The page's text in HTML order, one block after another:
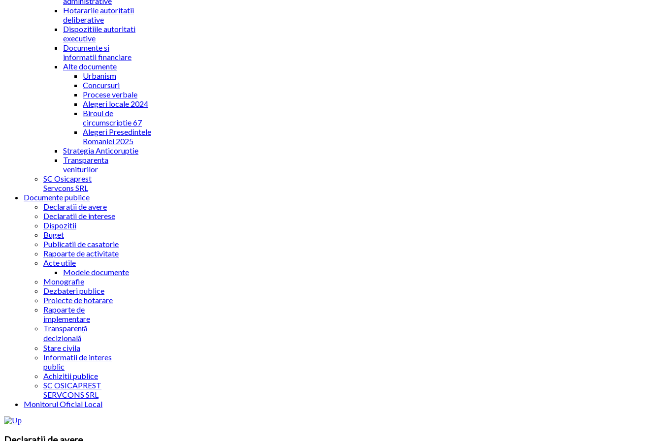
Hotararile autoritatii
deliberative
Dispozitiile autoritati
executive
Documente si
informatii financiare
Alte documente
Urbanism
Concursuri
Procese verbale
Alegeri locale 2024
Biroul de
circumscriptie 67
Alegeri Presedintele
Romaniei 2025
Strategia Anticoruptie
Transparenta
veniturilor
SC Osicaprest
Servcons SRL
Documente publice
Declaratii de avere
Declaratii de interese
Dispozitii
Buget
Publicatii de casatorie
Rapoarte de activitate
Acte utile
Modele documente
Monografie
Dezbateri publice
Proiecte de hotarare
Rapoarte de
implementare
Transparență
decizională
Stare civila
Informatii de interes
public
Achizitii publice
SC OSICAPREST
SERVCONS SRL
Monitorul Oficial Local